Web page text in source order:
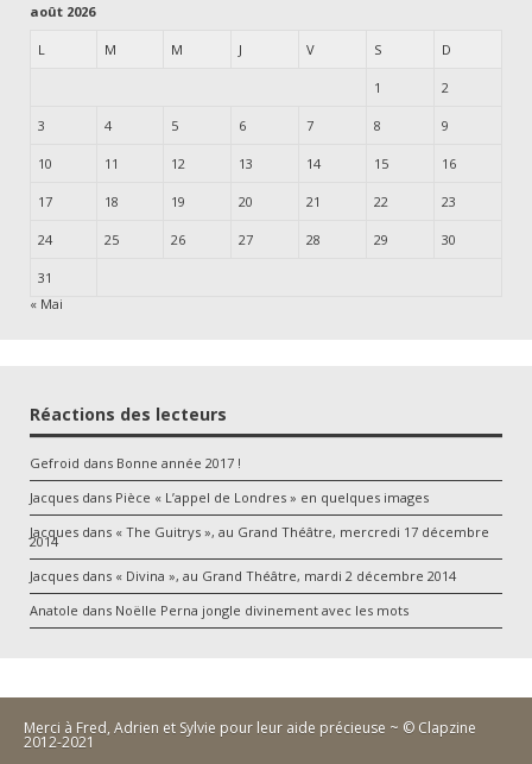
août 2026
L M M J V S D
1 2
3 4 5 6 7 8 9
10 11 12 13 14 15 16
17 18 19 20 21 22 23
24 25 26 27 28 29 30
31
« Mai
Réactions des lecteurs
Gefroid dans Bonne année 2017 !
Jacques dans Pièce « L’appel de Londres » en quelques images
Jacques dans « The Guitrys », au Grand Théâtre, mercredi 17 décembre
2014
Jacques dans « Divina », au Grand Théâtre, mardi 2 décembre 2014
Anatole dans Noëlle Perna jongle divinement avec les mots
Merci à Fred, Adrien et Sylvie pour leur aide précieuse ~ © Clapzine
2012-2021